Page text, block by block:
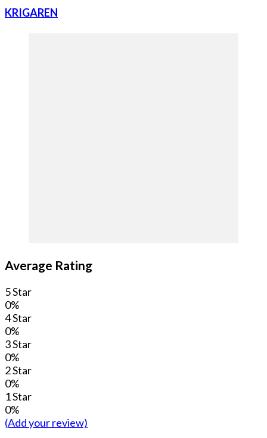
KRIGAREN
Average Rating
5 Star
0%
4 Star
0%
3 Star
0%
2 Star
0%
1 Star
0%
(Add your review)